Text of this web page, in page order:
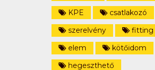
KPE
csatlakozó
szerelvény
fitting
elem
kötőidom
hegeszthető